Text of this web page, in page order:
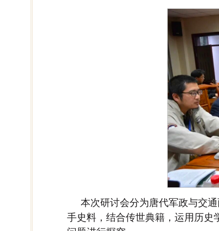
本次研讨会分为唐代军政与交
手史料，结合传世典籍，运用历史